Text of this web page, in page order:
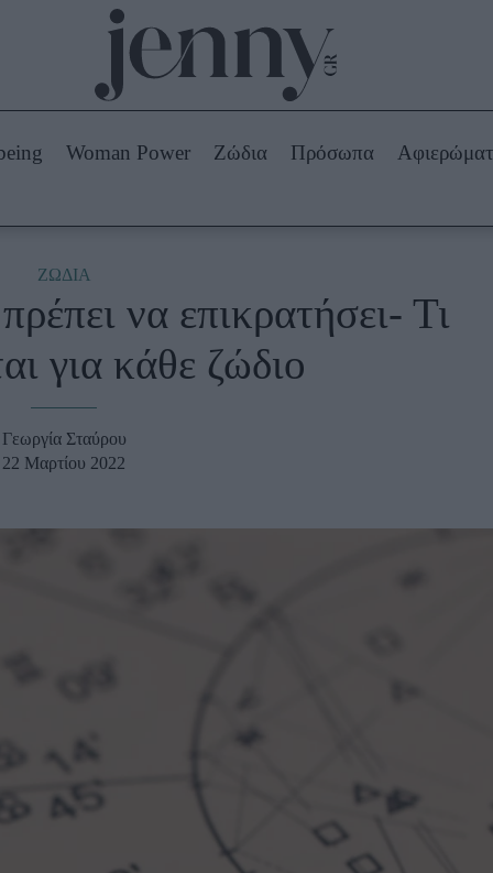
Beauty -
Ομορφιά
Skincare
Μακιγιάζ
Ζώδια
Woman Power Ζώδια Πρόσωπα
ΖΩΔΙΑ
να επικρατήσει- Τι
για κάθε ζώδιο
Γεωργία Σταύρου
22 Μαρτίου 2022